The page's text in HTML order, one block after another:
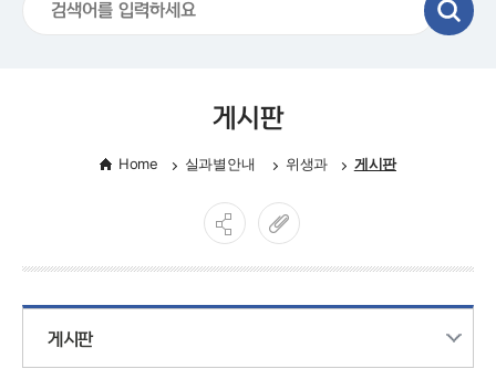
게시판
Home 실과별안내 위생과 게시판
게시판